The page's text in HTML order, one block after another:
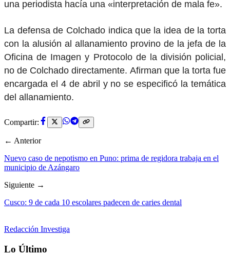
una periodista hacía una «interpretación de mala fe».
La defensa de Colchado indica que la idea de la torta
con la alusión al allanamiento provino de la jefa de la
Oficina de Imagen y Protocolo de la división policial,
no de Colchado directamente. Afirman que la torta fue
encargada el 4 de abril y no se especificó la temática
del allanamiento.
Compartir:
← Anterior
Nuevo caso de nepotismo en Puno: prima de regidora trabaja en el
municipio de Azángaro
Siguiente →
Cusco: 9 de cada 10 escolares padecen de caries dental
Redacción Investiga
Lo Último